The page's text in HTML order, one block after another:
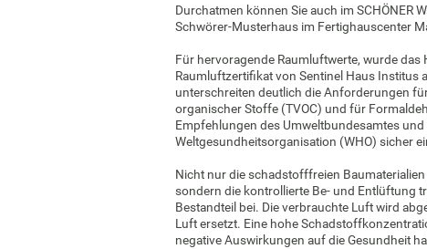
Durchatmen können Sie auch im SCHÖNER
Schwörer-Musterhaus im Fertighauscenter
Für hervoragende Raumluftwerte, wurde das
Raumluftzertifikat von Sentinel Haus Institus
unterschreiten deutlich die Anforderungen
organischer Stoffe (TVOC) und für
Empfehlungen des Umweltbundesamtes und
Weltgesundheitsorganisation (WHO) sicher
Nicht nur die schadstofffreien
sondern die kontrollierte Be- und Entlüftung
Bestandteil bei. Die verbrauchte Luft wird
Luft ersetzt. Eine hohe
negative Auswirkungen auf die Gesundheit